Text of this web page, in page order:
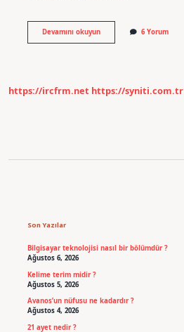
Devamını okuyunSouth
Africa
6 Yorum
https://ircfrm.net https://syniti.com.tr
Son Yazılar
Bilgisayar teknolojisi nasıl bir bölümdür ?
Ağustos 6, 2026
Kelime terim midir ?
Ağustos 5, 2026
Avanos’un nüfusu ne kadardır ?
Ağustos 4, 2026
21 ayet nedir ?